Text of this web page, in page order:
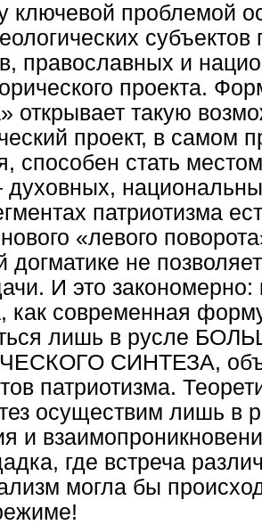
ключевой проблемой
субъектов
православных и
проекта.
открывает такую
проект, в самом
способен стать
духовных,
патриотизма
«левого
догматике не
И это закономерно:
как современная
лишь в русле
СИНТЕЗА,
патриотизма.
осуществим лишь в
и
где встреча
могла бы